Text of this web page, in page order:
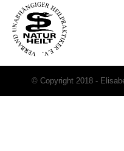
© Copyright 2018 -